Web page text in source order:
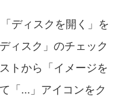
ディスクを開く」を
ィスク」のチェック
トから「イメージを
「...」アイコンをク